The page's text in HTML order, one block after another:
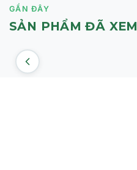
GẦN ĐÂY
SẢN PHẨM ĐÃ XEM